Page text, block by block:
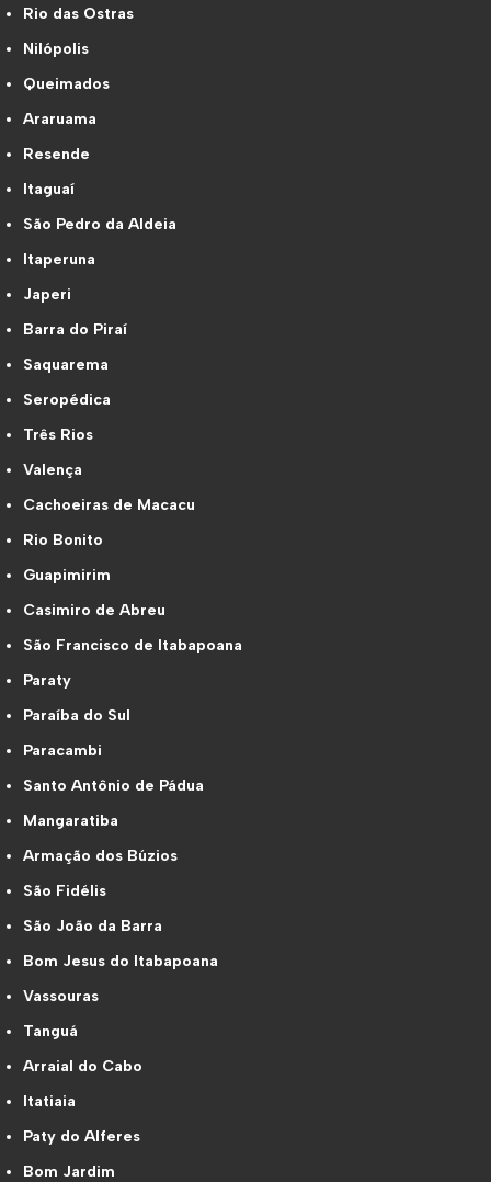
Rio das Ostras
Nilópolis
Queimados
Araruama
Resende
Itaguaí
São Pedro da Aldeia
Itaperuna
Japeri
Barra do Piraí
Saquarema
Seropédica
Três Rios
Valença
Cachoeiras de Macacu
Rio Bonito
Guapimirim
Casimiro de Abreu
São Francisco de Itabapoana
Paraty
Paraíba do Sul
Paracambi
Santo Antônio de Pádua
Mangaratiba
Armação dos Búzios
São Fidélis
São João da Barra
Bom Jesus do Itabapoana
Vassouras
Tanguá
Arraial do Cabo
Itatiaia
Paty do Alferes
Bom Jardim